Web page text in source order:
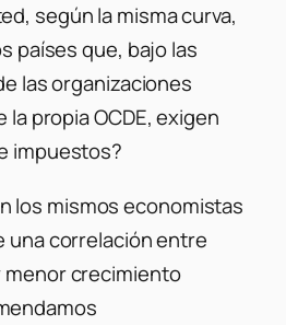
según la misma curva,
países que, bajo las
las organizaciones
propia OCDE, exigen
impuestos?
los mismos economistas
una correlación entre
crecimiento